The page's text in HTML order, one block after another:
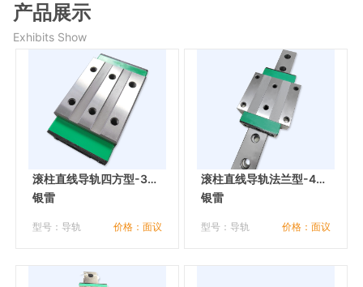
产品展示
Exhibits Show
滚柱直线导轨四方型-35
ZL
银雷
型号：导轨 价格：面议
滚柱直线导轨法兰型-45
KL
银雷
型号：导轨 价格：面议